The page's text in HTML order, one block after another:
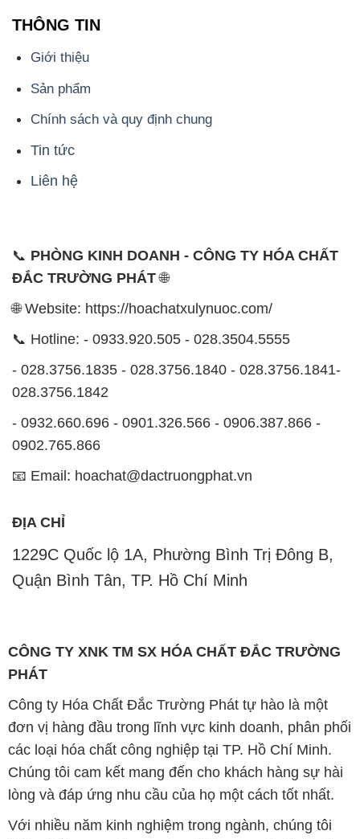
THÔNG TIN
Giới thiệu
Sản phẩm
Chính sách và quy định chung
Tin tức
Liên hệ
📞 PHÒNG KINH DOANH - CÔNG TY HÓA CHẤT
ĐẮC TRƯỜNG PHÁT🌐
🌐 Website: https://hoachatxulynuoc.com/
📞 Hotline: - 0933.920.505 - 028.3504.5555
- 028.3756.1835 - 028.3756.1840 - 028.3756.1841-
028.3756.1842
- 0932.660.696 - 0901.326.566 - 0906.387.866 -
0902.765.866
📧 Email: hoachat@dactruongphat.vn
ĐỊA CHỈ
1229C Quốc lộ 1A, Phường Bình Trị Đông B,
Quận Bình Tân, TP. Hồ Chí Minh
CÔNG TY XNK TM SX HÓA CHẤT ĐẮC TRƯỜNG
PHÁT
Công ty Hóa Chất Đắc Trường Phát tự hào là một
đơn vị hàng đầu trong lĩnh vực kinh doanh, phân phối
các loại hóa chất công nghiệp tại TP. Hồ Chí Minh.
Chúng tôi cam kết mang đến cho khách hàng sự hài
lòng và đáp ứng nhu cầu của họ một cách tốt nhất.
Với nhiều năm kinh nghiệm trong ngành, chúng tôi